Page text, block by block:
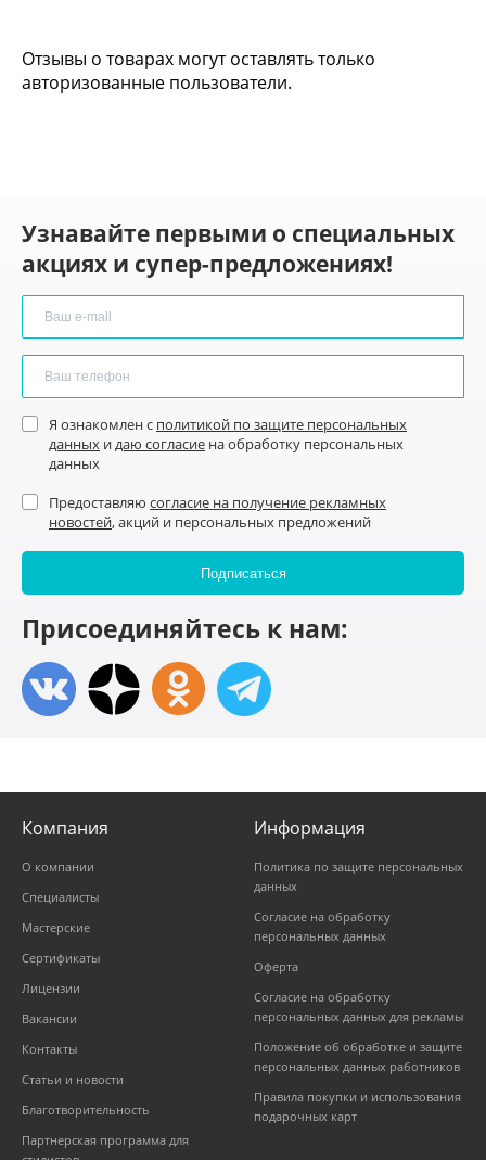
Отзывы о товарах могут оставлять только
авторизованные пользователи.
Узнавайте первыми о специальных
акциях и супер-предложениях!
Я ознакомлен с политикой по защите персональных
данных и даю согласие на обработку персональных
данных
Предоставляю согласие на получение рекламных
новостей, акций и персональных предложений
Присоединяйтесь к нам:
Компания
О компании
Специалисты
Мастерские
Сертификаты
Лицензии
Вакансии
Контакты
Статьи и новости
Благотворительность
Партнерская программа для
Информация
Политика по защите персональных
данных
Согласие на обработку
персональных данных
Оферта
Согласие на обработку
персональных данных для рекламы
Положение об обработке и защите
персональных данных работников
Правила покупки и использования
подарочных карт